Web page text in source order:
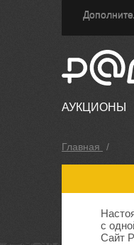
АУКЦИОНЫ
Главная /
с
Сайт